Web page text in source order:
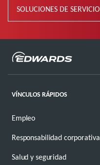
SOLUCIONES DE SERVICIO
VÍNCULOS RÁPIDOS
Empleo
Responsabilidad corporativa
Salud y seguridad